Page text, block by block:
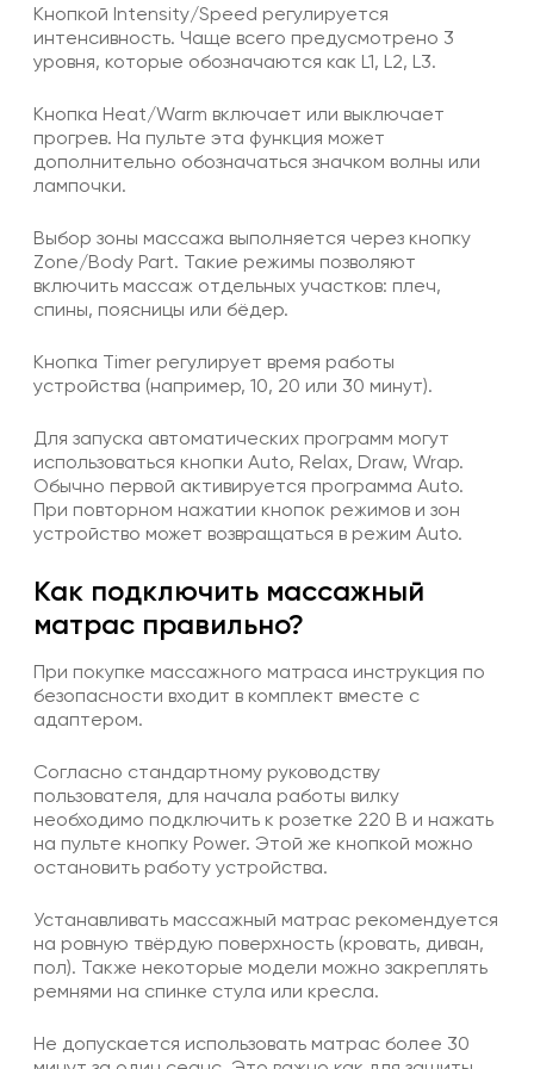
Кнопкой Intensity/Speed регулируется
интенсивность. Чаще всего предусмотрено 3
уровня, которые обозначаются как L1, L2, L3.
Кнопка Heat/Warm включает или выключает
прогрев. На пульте эта функция может
дополнительно обозначаться значком волны или
лампочки.
Выбор зоны массажа выполняется через кнопку
Zone/Body Part. Такие режимы позволяют
включить массаж отдельных участков: плеч,
спины, поясницы или бёдер.
Кнопка Timer регулирует время работы
устройства (например, 10, 20 или 30 минут).
Для запуска автоматических программ могут
использоваться кнопки Auto, Relax, Draw, Wrap.
Обычно первой активируется программа Auto.
При повторном нажатии кнопок режимов и зон
устройство может возвращаться в режим Auto.
Как подключить массажный
матрас правильно?
При покупке массажного матраса инструкция по
безопасности входит в комплект вместе с
адаптером.
Согласно стандартному руководству
пользователя, для начала работы вилку
необходимо подключить к розетке 220 В и нажать
на пульте кнопку Power. Этой же кнопкой можно
остановить работу устройства.
Устанавливать массажный матрас рекомендуется
на ровную твёрдую поверхность (кровать, диван,
пол). Также некоторые модели можно закреплять
ремнями на спинке стула или кресла.
Не допускается использовать матрас более 30